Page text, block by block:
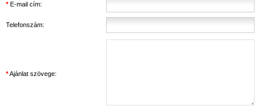
*E-mail cím:
Telefonszám:
*Ajánlat szövege: